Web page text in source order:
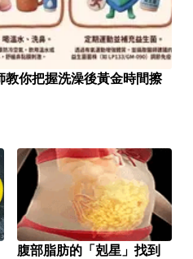
你把握洗澡後黃金時間擦
腹部脂肪的「剋星」找到